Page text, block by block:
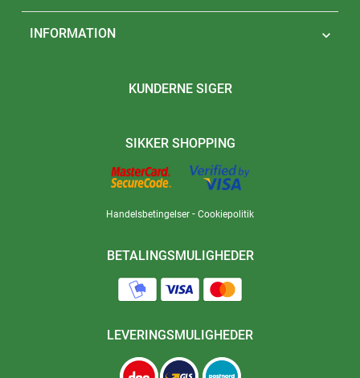
INFORMATION 
KUNDERNE SIGER
SIKKER SHOPPING
Handelsbetingelser - Cookiepolitik
BETALINGSMULIGHEDER
LEVERINGSMULIGHEDER